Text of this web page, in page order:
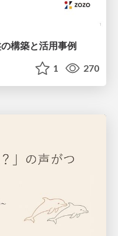
構築と活用事例
1 270